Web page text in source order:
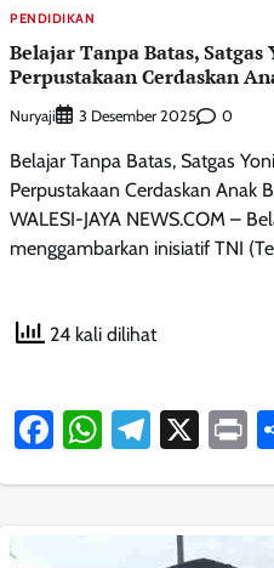
PENDIDIKAN
Belajar Tanpa Batas,
Perpustakaan Cerdaskan
Nuryaji 3 Desember 2025 0
Belajar Tanpa Batas, Satgas
Perpustakaan Cerdaskan Anak
WALESI-JAYA NEWS.COM –
menggambarkan inisiatif TNI
24 kali dilihat
Facebook
WhatsApp
X